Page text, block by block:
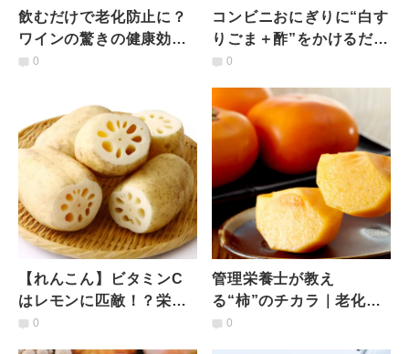
飲むだけで老化防止に？
ワインの驚きの健康効果
【管理栄養士が解説】
0
コンビニおにぎりに“白す
りごま＋酢”をかけるだ
け！ひと工夫で食後の血
つきにくい体に
0
【れんこん】ビタミンC
はレモンに匹敵！？栄養
効果を最大限に｜管理栄
0
管理栄養士が教え
る“柿”のチカラ｜老化防
止×美肌を叶える「最強食
0